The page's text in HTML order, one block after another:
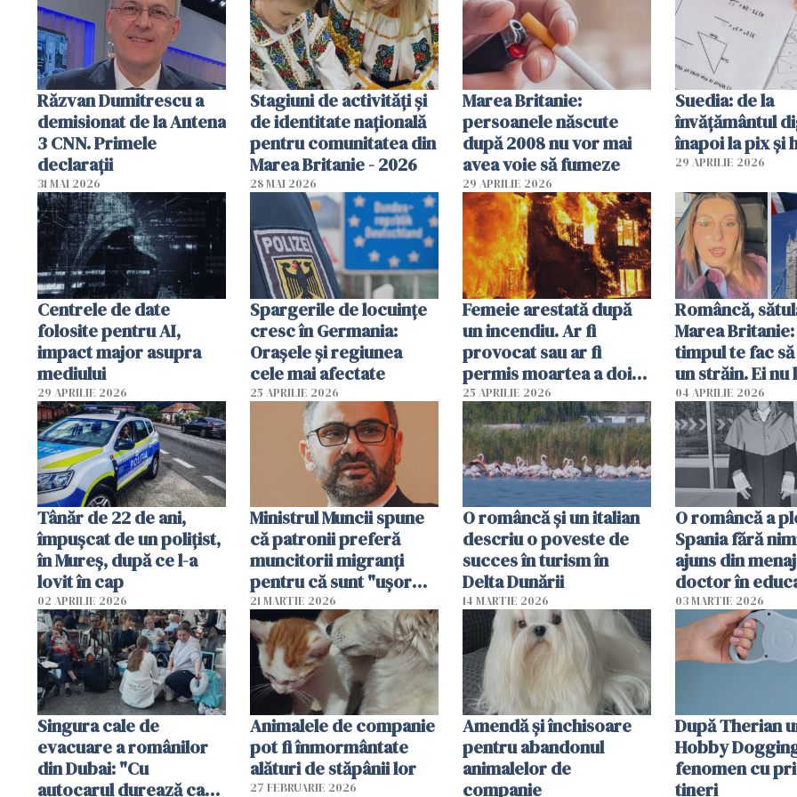
Răzvan Dumitrescu a
demisionat de la Antena
3 CNN. Primele
declarații
31 MAI 2026
Stagiuni de activități și
de identitate națională
pentru comunitatea din
Marea Britanie - 2026
28 MAI 2026
Marea Britanie:
persoanele născute
după 2008 nu vor mai
avea voie să fumeze
29 APRILIE 2026
Suedia: de la
învățământul
înapoi la pix și
29 APRILIE 2026
Centrele de date
folosite pentru AI,
impact major asupra
mediului
29 APRILIE 2026
Spargerile de locuințe
cresc în Germania:
Orașele și regiunea
cele mai afectate
25 APRILIE 2026
Femeie arestată după
un incendiu. Ar fi
provocat sau ar fi
permis moartea a doi
copii de 1 an și 3 ani
25 APRILIE 2026
Româncă,
Marea
timpul te fac
un străin. Ei nu
ca noi. În
oamenii sunt
04 APRILIE 2026
Tânăr de 22 de ani,
împușcat de un polițist,
în Mureș, după ce l-a
lovit în cap
02 APRILIE 2026
Ministrul Muncii spune
că patronii preferă
muncitorii migranți
pentru că sunt "uşor
dispensabili"
21 MARTIE 2026
O româncă și un italian
descriu o poveste de
succes în turism în
Delta Dunării
14 MARTIE 2026
O româncă a
Spania fără
ajuns din
doctor în
03 MARTIE 2026
Singura cale de
evacuare a românilor
din Dubai: "Cu
autocarul durează cam
Animalele de companie
pot fi înmormântate
alături de stăpânii lor
27 FEBRUARIE 2026
Amendă și închisoare
pentru abandonul
animalelor de
companie
După Therian
Hobby
fenomen cu
tineri